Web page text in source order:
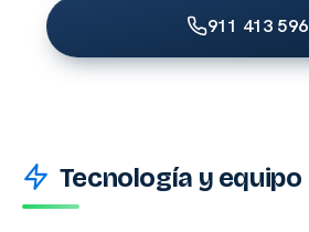
911 413 596
Tecnología y equipo